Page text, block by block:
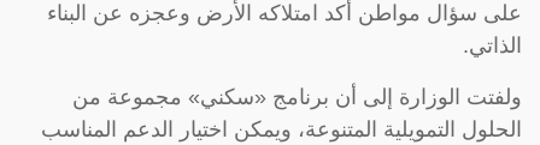
على سؤال مواطن أكد امتلاكه الأرض وعجزه عن البناء
الذاتي.
ولفتت الوزارة إلى أن برنامج «سكني» مجموعة من
الحلول التمويلية المتنوعة، ويمكن اختيار الدعم المناسب